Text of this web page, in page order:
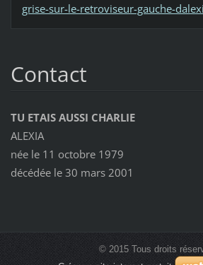
grise-sur-le-retroviseur-gauche-
Contact
TU ETAIS AUSSI CHARLIE
ALEXIA
née le 11 octobre 1979
décédée le 30 mars 2001
© 2015 Tous droits